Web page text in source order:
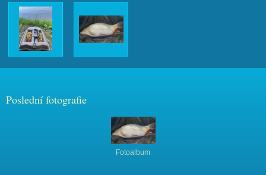
Poslední fotografie
Fotoalbum